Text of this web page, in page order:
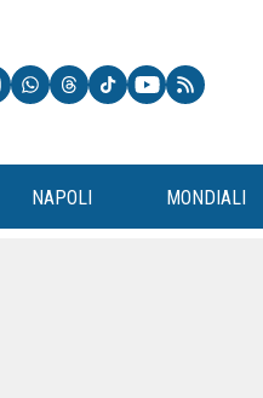
NAPOLI MONDIALI